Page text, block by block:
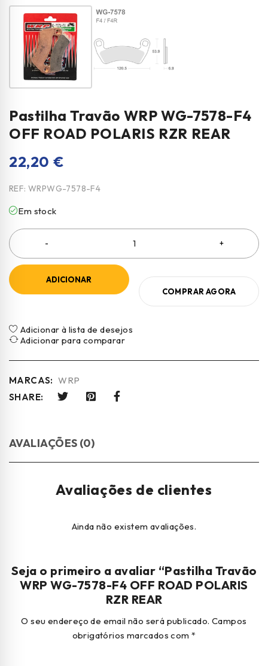
Pastilha Travão WRP WG-7578-F4
OFF ROAD POLARIS RZR REAR
22,20 €
REF: WRPWG-7578-F4
Em stock
ADICIONAR
COMPRAR AGORA
Adicionar à lista de desejos
Adicionar para comparar
MARCAS: WRP
SHARE:
AVALIAÇÕES (0)
Avaliações de clientes
Ainda não existem avaliações.
Seja o primeiro a avaliar “Pastilha Travão
WRP WG-7578-F4 OFF ROAD POLARIS
RZR REAR
O seu endereço de email não será publicado. Campos
obrigatórios marcados com *